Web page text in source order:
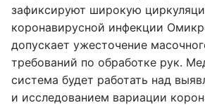
зафиксируют широкую
коронавирусной инфекции
допускает ужесточение
требований по обработке рук.
система будет работать над
и исследованием вариации